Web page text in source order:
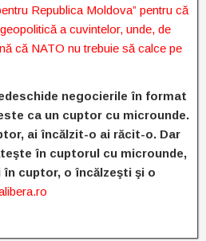
Republica Moldova” pentru că
a cuvintelor, unde, de
că NATO nu trebuie să calce pe
negocierile în format
ca un cuptor cu microunde.
ai încălzit-o ai răcit-o. Dar
în cuptorul cu microunde,
cuptor, o încălzeşti şi o